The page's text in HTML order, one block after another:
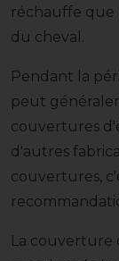
réchauffe que
du cheval.
Pendant la
peut
couvertures
d'autres
couvertures,
La couverture